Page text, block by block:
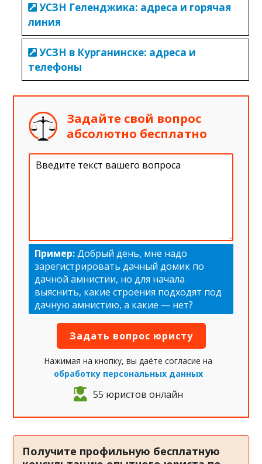
УСЗН Геленджика: адреса и горячая
линия
УСЗН в Курганинске: адреса и
телефоны
Задайте свой вопрос
абсолютно бесплатно
Пример:Добрый день, мне надо
зарегистрировать дачный домик по
дачной амнистии, но для начала
выяснить, какие строения подходят под
дачную амнистию, а какие — нет?
Нажимая на кнопку, вы даёте согласие на
обработку персональных данных
55 юристов онлайн
Получите профильную бесплатную